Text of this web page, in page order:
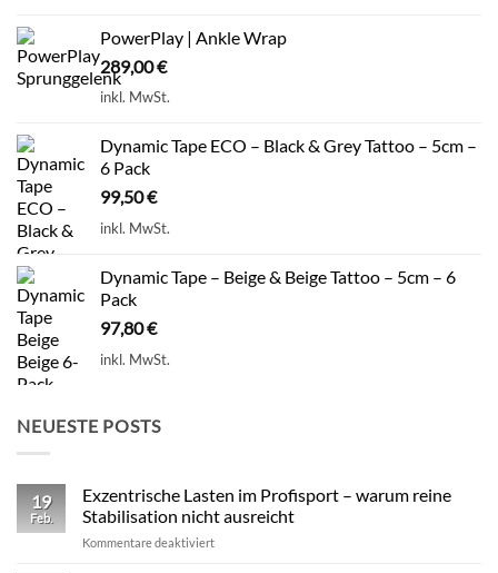
PowerPlay | Ankle Wrap
289,00€
inkl. MwSt.
Dynamic Tape ECO – Black & Grey Tattoo – 5cm –
6 Pack
99,50€
inkl. MwSt.
Dynamic Tape – Beige & Beige Tattoo – 5cm – 6
Pack
97,80€
inkl. MwSt.
NEUESTE POSTS
19
Feb.
Exzentrische Lasten im Profisport – warum reine
Stabilisation nicht ausreicht
Kommentare deaktiviertfür